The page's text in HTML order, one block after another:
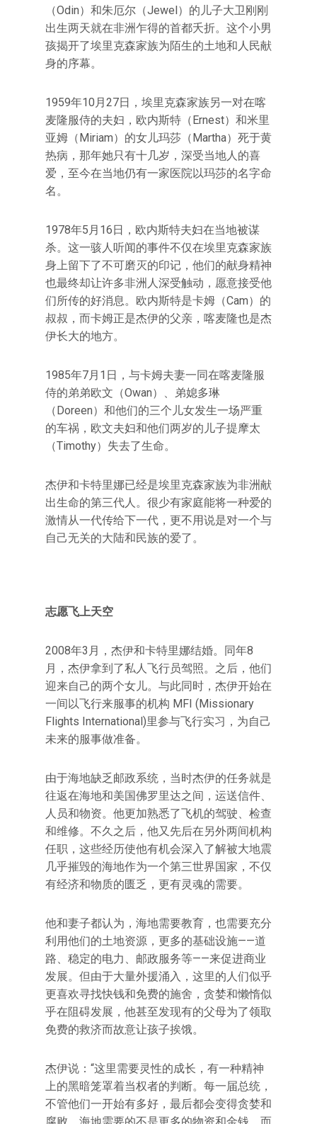
（Odin）和朱厄尔（Jewel）的儿子大卫刚刚
出生两天就在非洲乍得的首都夭折。这个小男
孩揭开了埃里克森家族为陌生的土地和人民献
身的序幕。
1959年10月27日，埃里克森家族另一对在喀
麦隆服侍的夫妇，欧内斯特（Ernest）和米里
亚姆（Miriam）的女儿玛莎（Martha）死于黄
热病，那年她只有十几岁，深受当地人的喜
爱，至今在当地仍有一家医院以玛莎的名字命
名。
1978年5月16日，欧内斯特夫妇在当地被谋
杀。这一骇人听闻的事件不仅在埃里克森家族
身上留下了不可磨灭的印记，他们的献身精神
也最终却让许多非洲人深受触动，愿意接受他
们所传的好消息。欧内斯特是卡姆（Cam）的
叔叔，而卡姆正是杰伊的父亲，喀麦隆也是杰
伊长大的地方。
1985年7月1日，与卡姆夫妻一同在喀麦隆服
侍的弟弟欧文（Owan）、弟媳多琳
（Doreen）和他们的三个儿女发生一场严重
的车祸，欧文夫妇和他们两岁的儿子提摩太
（Timothy）失去了生命。
杰伊和卡特里娜已经是埃里克森家族为非洲献
出生命的第三代人。很少有家庭能将一种爱的
激情从一代传给下一代，更不用说是对一个与
自己无关的大陆和民族的爱了。
志愿飞上天空
2008年3月，杰伊和卡特里娜结婚。同年8
月，杰伊拿到了私人飞行员驾照。之后，他们
迎来自己的两个女儿。与此同时，杰伊开始在
一间以飞行来服事的机构 MFI (Missionary
Flights International)里参与飞行实习，为自己
未来的服事做准备。
由于海地缺乏邮政系统，当时杰伊的任务就是
往返在海地和美国佛罗里达之间，运送信件、
人员和物资。他更加熟悉了飞机的驾驶、检查
和维修。不久之后，他又先后在另外两间机构
任职，这些经历使他有机会深入了解被大地震
几乎摧毁的海地作为一个第三世界国家，不仅
有经济和物质的匮乏，更有灵魂的需要。
他和妻子都认为，海地需要教育，也需要充分
利用他们的土地资源，更多的基础设施——道
路、稳定的电力、邮政服务等——来促进商业
发展。但由于大量外援涌入，这里的人们似乎
更喜欢寻找快钱和免费的施舍，贪婪和懒惰似
乎在阻碍发展，他甚至发现有的父母为了领取
免费的救济而故意让孩子挨饿。
杰伊说：“这里需要灵性的成长，有一种精神
上的黑暗笼罩着当权者的判断。每一届总统，
不管他们一开始有多好，最后都会变得贪婪和